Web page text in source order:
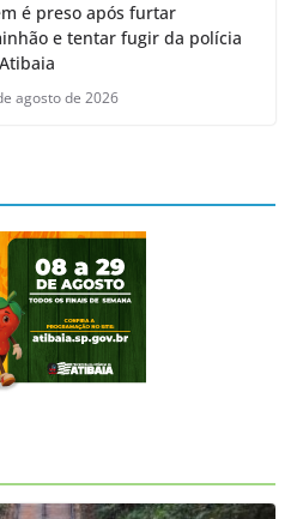
é preso após furtar
e tentar fugir da polícia
agosto de 2026